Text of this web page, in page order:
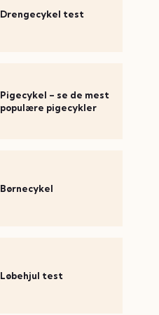
Drengecykel test
Pigecykel – se de mest
populære pigecykler
Børnecykel
Løbehjul test